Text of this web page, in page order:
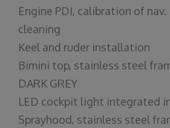
Engine PDI, calibration of
cleaning
Keel and ruder installation
Bimini top, stainless steel
DARK GREY
LED cockpit light integrated
Sprayhood, stainless steel